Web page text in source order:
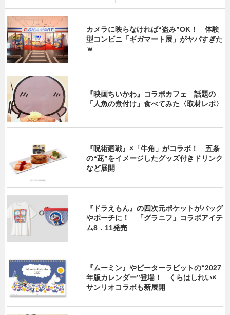
カメラに映らなければ“盗み”OK！ 体験
型コンビニ「ギガマート展」がヤバすぎた
ｗ
『映画ちいかわ』コラボカフェ 話題の
「人魚の煮付け」食べてみた〈取材レポ〉
『呪術廻戦』×「牛角」がコラボ！ 五条
の“茈”をイメージしたグッズ付きドリンク
など展開
『ドラえもん』の四次元ポケットがバッグ
やポーチに！ 「グラニフ」コラボアイテ
ム8．11発売
『ムーミン』やピーターラビットの“2027
年版カレンダー”登場！ くらはしれい×
サンリオコラボも新展開